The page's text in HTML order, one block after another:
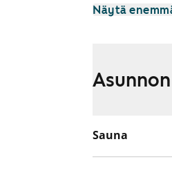
valkoinen
päälle!
Näytä
Sauna